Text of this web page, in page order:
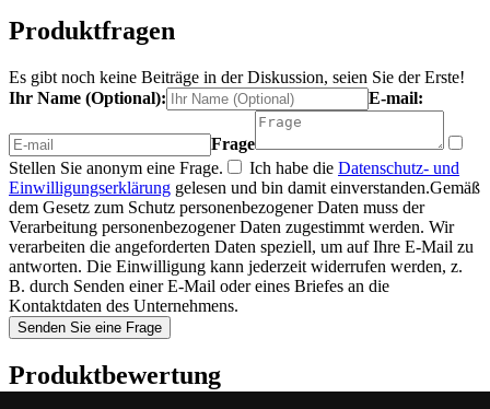
Produktfragen
Es gibt noch keine Beiträge in der Diskussion, seien Sie der Erste!
Ihr Name (Optional):
E-mail:
Frage
Stellen Sie anonym eine Frage.
Ich habe die Datenschutz- und
Einwilligungserklärung gelesen und bin damit einverstanden.Gemäß
dem Gesetz zum Schutz personenbezogener Daten muss der
Verarbeitung personenbezogener Daten zugestimmt werden. Wir
verarbeiten die angeforderten Daten speziell, um auf Ihre E-Mail zu
antworten. Die Einwilligung kann jederzeit widerrufen werden, z.
B. durch Senden einer E-Mail oder eines Briefes an die
Kontaktdaten des Unternehmens.
Senden Sie eine Frage
Produktbewertung